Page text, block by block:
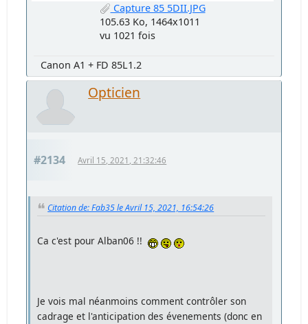
Capture 85 5DII.JPG
105.63 Ko, 1464x1011
vu 1021 fois
Canon A1 + FD 85L1.2
Opticien
#2134 Avril 15, 2021, 21:32:46
Citation de: Fab35 le Avril 15, 2021, 16:54:26
Ca c'est pour Alban06 !!
Je vois mal néanmoins comment contrôler son
cadrage et l'anticipation des évenements (donc en